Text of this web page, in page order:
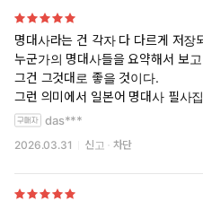
명대사라는 건 각자 다 다르게 저장
누군가의 명대사들을 요약해서 보
그건 그것대로 좋을 것이다.
그런 의미에서 일본어 명대사 필사
역할도 겸하고 있는 듯하다. 그리
이미 일본어는 초급을 벗어닌지 오
이 필사집은 꽤 마음에 든다. 필사
조용히 읖조려보는 것만으로 기분
das***
2026.03.31 신고 차단